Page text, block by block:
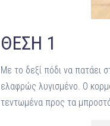
ΘΕΣΗ 1
Με το δεξί πόδι να πατάει
ελαφρώς λυγισμένο. Ο
τεντωμένα προς τα